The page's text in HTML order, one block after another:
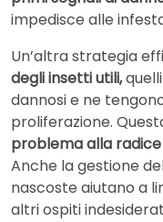
impedisce alle
Un’altra strategia
degli insetti utili,
dannosi e ne
proliferazione.
problema alla
Anche la gestione
nascoste aiutano a
altri ospiti